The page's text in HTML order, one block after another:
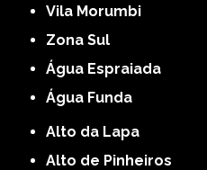
Vila Morumbi
Zona Sul
Água Espraiada
Água Funda
Alto da Lapa
Alto de Pinheiros